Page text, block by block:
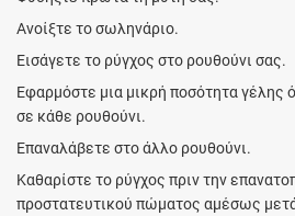
Ανοίξτε το σωληνάριο.
Εισάγετε το ρύγχος στο ρουθούνι σας.
Εφαρμόστε μια μικρή ποσότητα γέλης
σε κάθε ρουθούνι.
Επαναλάβετε στο άλλο ρουθούνι.
Καθαρίστε το ρύγχος πριν την
προστατευτικού πώματος αμέσως